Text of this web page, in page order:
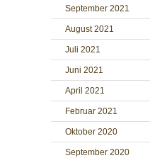
September 2021
August 2021
Juli 2021
Juni 2021
April 2021
Februar 2021
Oktober 2020
September 2020